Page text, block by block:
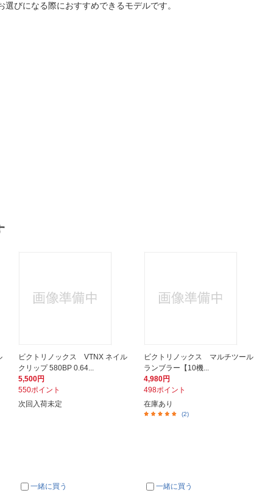
びになる際におすすめできるモデルです。
ビクトリノックス VTNX ネイル
クリップ 580BP 0.64...
5,500円
550ポイント
次回入荷未定
一緒に買う
ビクトリノックス マルチツール
ランブラー【10機...
4,980円
498ポイント
在庫あり
(2)
一緒に買う